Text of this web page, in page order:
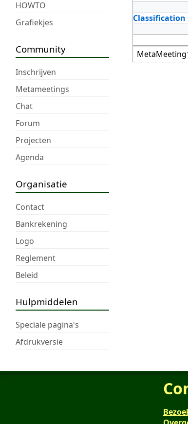
HOWTO
Grafiekjes
Community
Inschrijven
Metameetings
Chat
Forum
Projecten
Agenda
Organisatie
Contact
Bankrekening
Logo
Reglement
Beleid
Hulpmiddelen
Speciale pagina's
Afdrukversie